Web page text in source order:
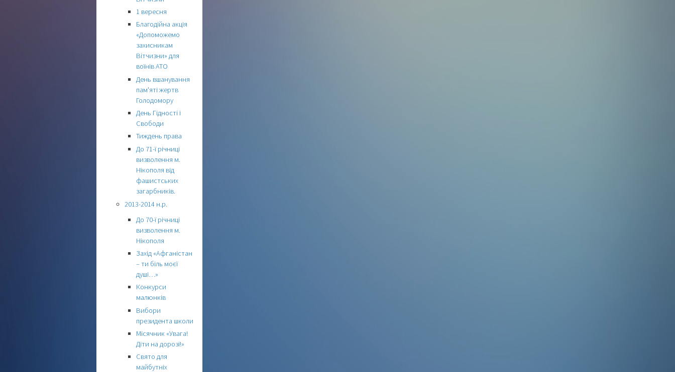
1 вересня
Благодійна акція
«Допоможемо
захисникам
Вітчизни» для
воїнів АТО
День вшанування
пам'яті жертв
Голодомору
День Гідності і
Свободи
Тиждень права
До 71-ї річниці
визволення м.
Нікополя від
фашистських
загарбників.
2013-2014 н.р.
До 70-ї річниці
визволення м.
Нікополя
Захід «Афганістан
– ти біль моєї
душі…»
Конкурси
малюнків
Вибори
президента школи
Місячник «Увага!
Діти на дорозі!»
Свято для
майбутніх